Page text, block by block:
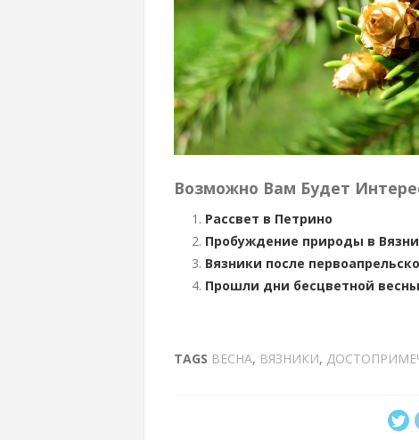
Возможно Вам Будет
Рассвет в Петрино
Пробуждение природы в
Вязники после
Прошли дни бесцветной
TAGS ВЕСНА, ВЯЗНИКИ,